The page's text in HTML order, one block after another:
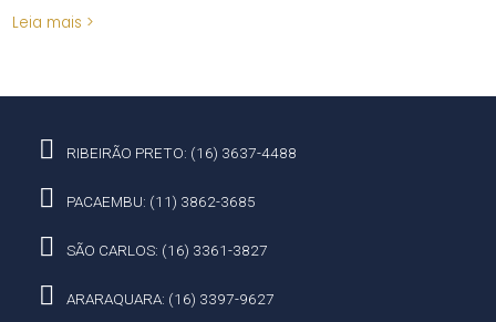
Leia mais >
RIBEIRÃO PRETO: (16) 3637-4488
PACAEMBU: (11) 3862-3685
SÃO CARLOS: (16) 3361-3827
ARARAQUARA: (16) 3397-9627